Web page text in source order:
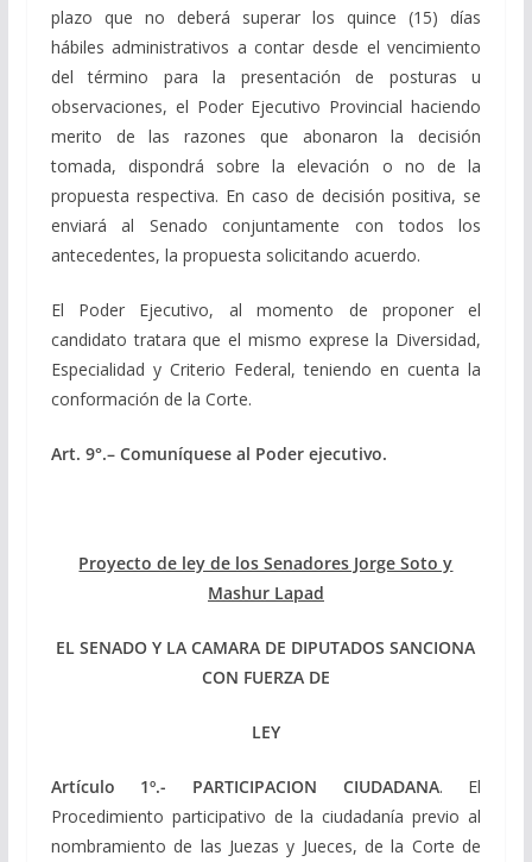
plazo que no deberá superar los quince (15) días
hábiles administrativos a contar desde el vencimiento
del término para la presentación de posturas u
observaciones, el Poder Ejecutivo Provincial haciendo
merito de las razones que abonaron la decisión
tomada, dispondrá sobre la elevación o no de la
propuesta respectiva. En caso de decisión positiva, se
enviará al Senado conjuntamente con todos los
antecedentes, la propuesta solicitando acuerdo.
El Poder Ejecutivo, al momento de proponer el
candidato tratara que el mismo exprese la Diversidad,
Especialidad y Criterio Federal, teniendo en cuenta la
conformación de la Corte.
Art. 9°.– Comuníquese al Poder ejecutivo.
Proyecto de ley de los Senadores Jorge Soto y
Mashur Lapad
EL SENADO Y LA CAMARA DE DIPUTADOS SANCIONA
CON FUERZA DE
LEY
Artículo 1º.- PARTICIPACION CIUDADANA. El
Procedimiento participativo de la ciudadanía previo al
nombramiento de las Juezas y Jueces, de la Corte de